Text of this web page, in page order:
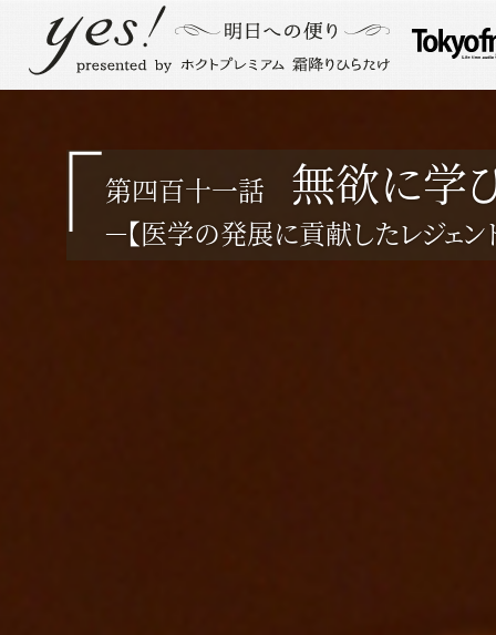
第四百十一話 無欲に学
－【医学の発展に貢献したレジェン